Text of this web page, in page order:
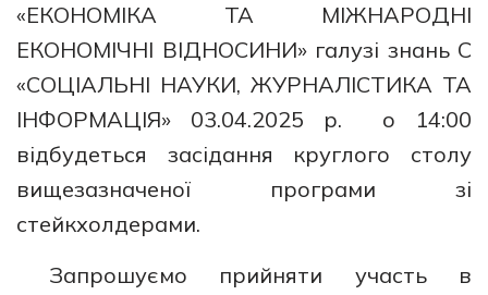
«ЕКОНОМІКА ТА МІЖНАРОДНІ
ЕКОНОМІЧНІ ВІДНОСИНИ» галузі знань С
«СОЦІАЛЬНІ НАУКИ, ЖУРНАЛІСТИКА ТА
ІНФОРМАЦІЯ» 03.04.2025 р. о 14:00
відбудеться засідання круглого столу
вищезазначеної програми зі
стейкхолдерами.
Запрошуємо прийняти участь в